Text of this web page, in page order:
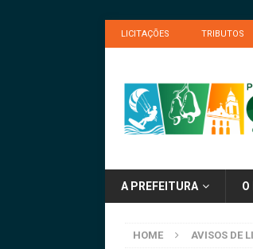
LICITAÇÕES TRIBUTOS
A PREFEITURA
HOME AVISOS DE